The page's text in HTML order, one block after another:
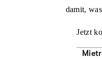
damit,
Jetzt